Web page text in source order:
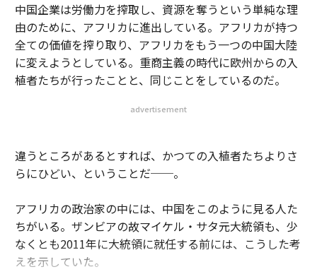
中国企業は労働力を搾取し、資源を奪うという単純な理
由のために、アフリカに進出している。アフリカが持つ
全ての価値を搾り取り、アフリカをもう一つの中国大陸
に変えようとしている。重商主義の時代に欧州からの入
植者たちが行ったことと、同じことをしているのだ。
advertisement
違うところがあるとすれば、かつての入植者たちよりさ
らにひどい、ということだ──。
アフリカの政治家の中には、中国をこのように見る人た
ちがいる。ザンビアの故マイケル・サタ元大統領も、少
なくとも2011年に大統領に就任する前には、こうした考
えを示していた。